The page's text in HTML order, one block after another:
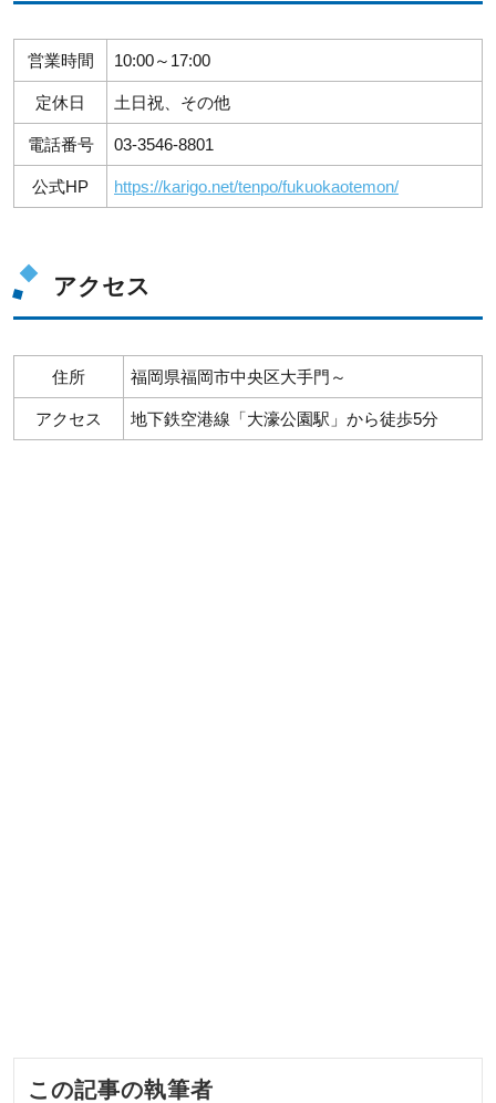
営業時間 10:00～17:00
定休日 土日祝、その他
電話番号 03-3546-8801
公式HP https://karigo.net/tenpo/fukuokaotemon/
アクセス
住所 福岡県福岡市中央区大手門～
アクセス 地下鉄空港線「大濠公園駅」から徒歩5分
この記事の執筆者